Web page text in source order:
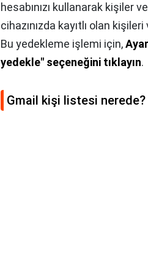
hesabınızı kullanarak kişiler
cihazınızda kayıtlı olan
Bu yedekleme işlemi için,
yedekle" seçeneğini tıklayın.
Gmail kişi listesi nerede?